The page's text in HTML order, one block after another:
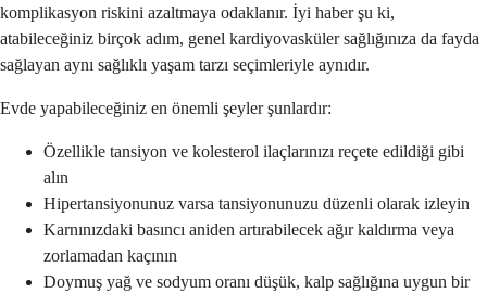
komplikasyon riskini azaltmaya odaklanır. İyi haber şu ki,
atabileceğiniz birçok adım, genel kardiyovasküler sağlığınıza da fayda
sağlayan aynı sağlıklı yaşam tarzı seçimleriyle aynıdır.
Evde yapabileceğiniz en önemli şeyler şunlardır:
Özellikle tansiyon ve kolesterol ilaçlarınızı reçete edildiği gibi
alın
Hipertansiyonunuz varsa tansiyonunuzu düzenli olarak izleyin
Karnınızdaki basıncı aniden artırabilecek ağır kaldırma veya
zorlamadan kaçının
Doymuş yağ ve sodyum oranı düşük, kalp sağlığına uygun bir